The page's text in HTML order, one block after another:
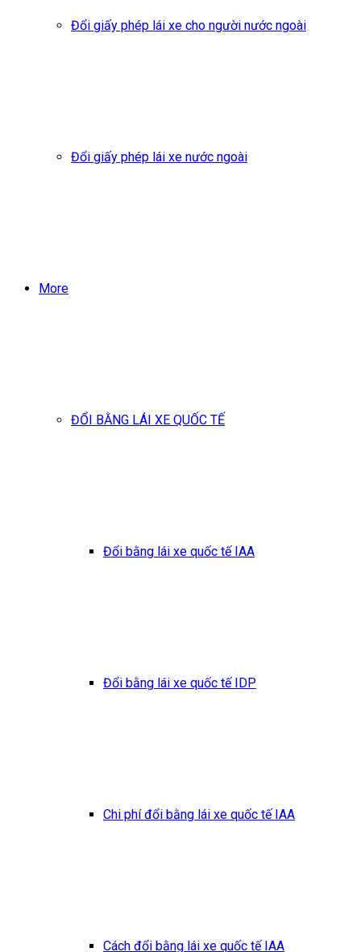
Đổi giấy phép lái xe cho người nước ngoài
Đổi giấy phép lái xe nước ngoài
More
ĐỔI BẰNG LÁI XE QUỐC TẾ
Đổi bằng lái xe quốc tế IAA
Đổi bằng lái xe quốc tế IDP
Chi phí đổi bằng lái xe quốc tế IAA
Cách đổi bằng lái xe quốc tế IAA